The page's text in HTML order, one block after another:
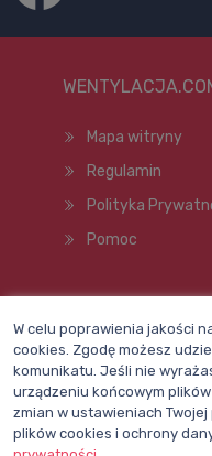
Mapa witryny
Regulamin
Polityka
Pomoc
W celu poprawienia jakości
cookies. Zgodę możesz
komunikatu. Jeśli nie
urządzeniu końcowym
zmian w ustawieniach
plików cookies i ochrony